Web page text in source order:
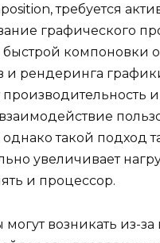
требуется
графического
быстрой компоновки
и рендеринга
такой подход
увеличивает
и процессор.
возникать из-за